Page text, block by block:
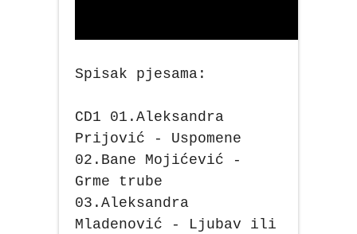
Spisak pjesama:
CD1 01.Aleksandra
Prijović - Uspomene
02.Bane Mojićević -
Grme trube
03.Aleksandra
Mladenović - Ljubav ili